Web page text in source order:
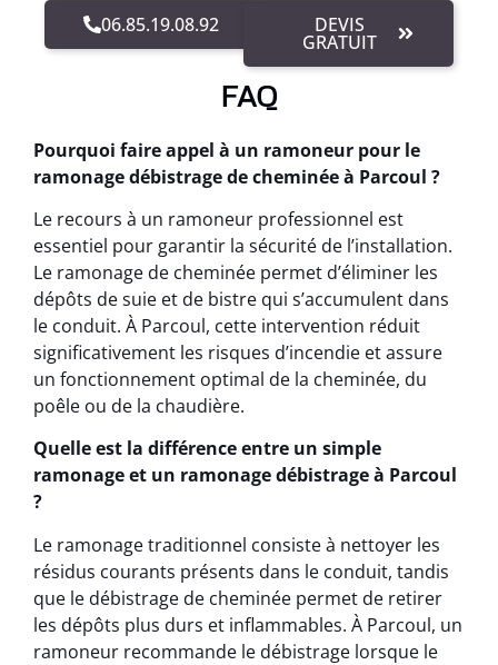
06.85.19.08.92 DEVIS
GRATUIT
FAQ
Pourquoi faire appel à un ramoneur pour le
ramonage débistrage de cheminée à Parcoul ?
Le recours à un ramoneur professionnel est
essentiel pour garantir la sécurité de l’installation.
Le ramonage de cheminée permet d’éliminer les
dépôts de suie et de bistre qui s’accumulent dans
le conduit. À Parcoul, cette intervention réduit
significativement les risques d’incendie et assure
un fonctionnement optimal de la cheminée, du
poêle ou de la chaudière.
Quelle est la différence entre un simple
ramonage et un ramonage débistrage à Parcoul
?
Le ramonage traditionnel consiste à nettoyer les
résidus courants présents dans le conduit, tandis
que le débistrage de cheminée permet de retirer
les dépôts plus durs et inflammables. À Parcoul, un
ramoneur recommande le débistrage lorsque le